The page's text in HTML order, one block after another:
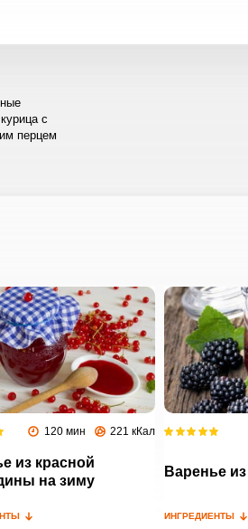
с
перцем
120 мин 221 кКал
из красной
на зиму
Варенье
ИНГРЕДИЕНТЫ